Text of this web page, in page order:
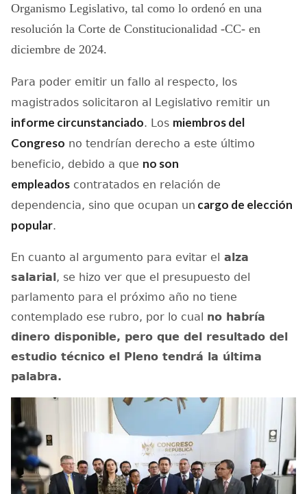
Organismo Legislativo, tal como lo ordenó en una
resolución la Corte de Constitucionalidad -CC- en
diciembre de 2024.
Para poder emitir un fallo al respecto, los
magistrados solicitaron al Legislativo remitir un
informe circunstanciado. L os miembros del
Congreso no tendrían derecho a este último
beneficio, debido a que no son
empleados contratados en relación de
dependencia, sino que ocupan un cargo de elección
popular.
En cuanto al argumento para evitar el alza
salarial, se hizo ver que el presupuesto del
parlamento para el próximo año no tiene
contemplado ese rubro, por lo cual no habría
dinero disponible, pero que del resultado del
estudio técnico el Pleno tendrá la última
palabra.